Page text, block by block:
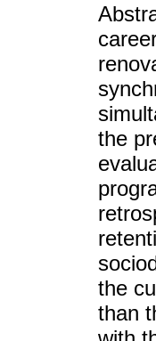
the
the
than